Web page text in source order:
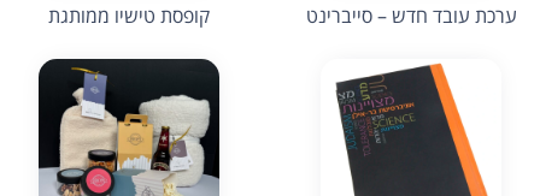
ערכת עובד חדש – סייברינט קופסת טישיו ממותגת